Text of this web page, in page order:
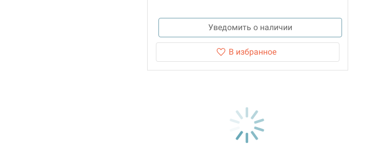
Уведомить о наличии
В избранное